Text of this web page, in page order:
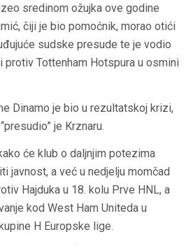
sredinom ožujka ove godine
čiji je bio pomoćnik, morao otići
sudske presude te je vodio
protiv Tottenham Hotspura u osmini
Dinamo je bio u rezultatskoj krizi,
je Krznaru.
će klub o daljnjim potezima
javnost, a već u nedjelju momčad
Hajduka u 18. kolu Prve HNL, a
kod West Ham Uniteda u
H Europske lige.